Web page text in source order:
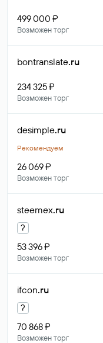
499 000 ₽
Возможен торг
bontranslate.ru
234 325 ₽
Возможен торг
desimple.ru
Рекомендуем
26 069 ₽
Возможен торг
steemex.ru
?
53 396 ₽
Возможен торг
ifcon.ru
?
70 868 ₽
Возможен торг